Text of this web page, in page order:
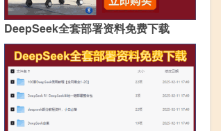
DeepSeek全套部署资料免费下载